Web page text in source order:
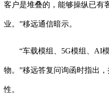
客户是堆叠的，能够操纵已有
业。”移远通信暗示。
“车载模组、5G模组、AI模
物。”移远答复问询函时指出
性。